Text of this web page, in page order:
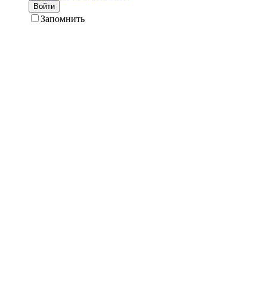
Войти
Запомнить